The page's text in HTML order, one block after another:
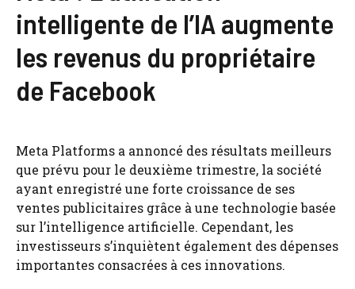
intelligente de l’IA augmente
les revenus du propriétaire
de Facebook
Meta Platforms a annoncé des résultats meilleurs
que prévu pour le deuxième trimestre, la société
ayant enregistré une forte croissance de ses
ventes publicitaires grâce à une technologie basée
sur l’intelligence artificielle. Cependant, les
investisseurs s’inquiètent également des dépenses
importantes consacrées à ces innovations.